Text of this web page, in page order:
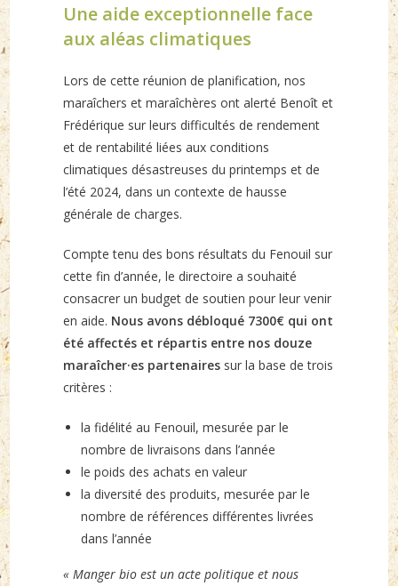
Une aide exceptionnelle face
aux aléas climatiques
Lors de cette réunion de planification, nos
maraîchers et maraîchères ont alerté Benoît et
Frédérique sur leurs difficultés de rendement
et de rentabilité liées aux conditions
climatiques désastreuses du printemps et de
l’été 2024, dans un contexte de hausse
générale de charges.
Compte tenu des bons résultats du Fenouil sur
cette fin d’année, le directoire a souhaité
consacrer un budget de soutien pour leur venir
en aide. Nous avons débloqué 7300€ qui ont
été affectés et répartis entre nos douze
maraîcher·es partenaires sur la base de trois
critères :
la fidélité au Fenouil, mesurée par le
nombre de livraisons dans l’année
le poids des achats en valeur
la diversité des produits, mesurée par le
nombre de références différentes livrées
dans l’année
« Manger bio est un acte politique et nous